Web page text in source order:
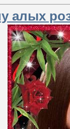
алых